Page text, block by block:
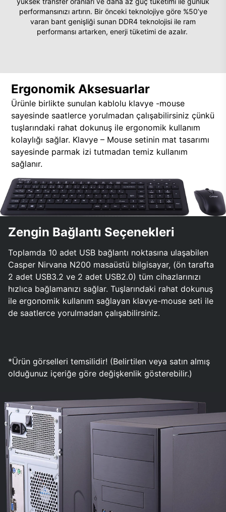
performansınızı artırın. Bir önceki teknolojiye göre %50’ye
varan bant genişliği sunan DDR4 teknolojisi ile ram
performansı artarken, enerji tüketimi de azalır.
Ergonomik Aksesuarlar
Ürünle birlikte sunulan kablolu klavye -mouse
sayesinde saatlerce yorulmadan çalışabilirsiniz çünkü
tuşlarındaki rahat dokunuş ile ergonomik kullanım
kolaylığı sağlar. Klavye – Mouse setinin mat tasarımı
sayesinde parmak izi tutmadan temiz kullanım
sağlanır.
Zengin Bağlantı Seçenekleri
Toplamda 10 adet USB bağlantı noktasına ulaşabilen
Casper Nirvana N200 masaüstü bilgisayar, (ön tarafta
2 adet USB3.2 ve 2 adet USB2.0) tüm cihazlarınızı
hızlıca bağlamanızı sağlar. Tuşlarındaki rahat dokunuş
ile ergonomik kullanım sağlayan klavye-mouse seti ile
de saatlerce yorulmadan çalışabilirsiniz.
*Ürün görselleri temsilidir! (Belirtilen veya satın almış
olduğunuz içeriğe göre değişkenlik gösterebilir.)